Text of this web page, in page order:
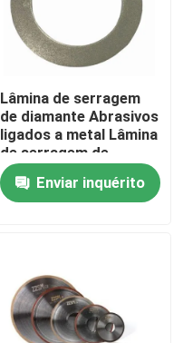
Lâmina de serragem
de diamante Abrasivos
ligados a metal Lâmina
de serragem de
diamante
Enviar inquérito